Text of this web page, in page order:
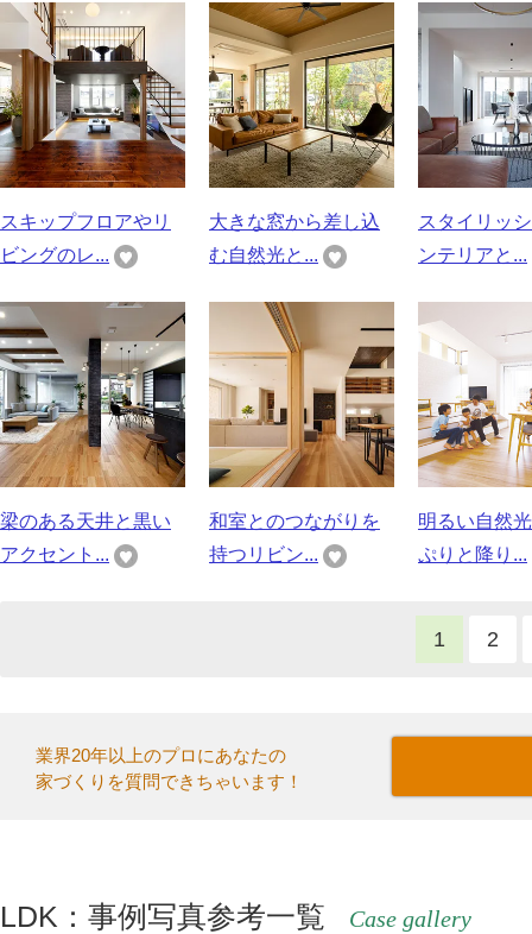
スキップフロアやリ
ビングのレ...
大きな窓から差し込
む自然光と...
スタイリッ
ンテリアと...
梁のある天井と黒い
アクセント...
和室とのつながりを
持つリビン...
明るい自然
ぷりと降り...
1 2
業界20年以上のプロにあなたの
家づくりを質問できちゃいます！
LDK：事例写真参考一覧 Case gallery